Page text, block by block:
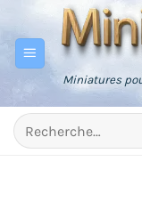
au
contenu
Miniatures
Recherche
pour :